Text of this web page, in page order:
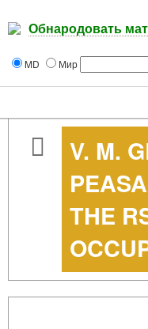
Обнародовать
MD Мир
V. M.
THE